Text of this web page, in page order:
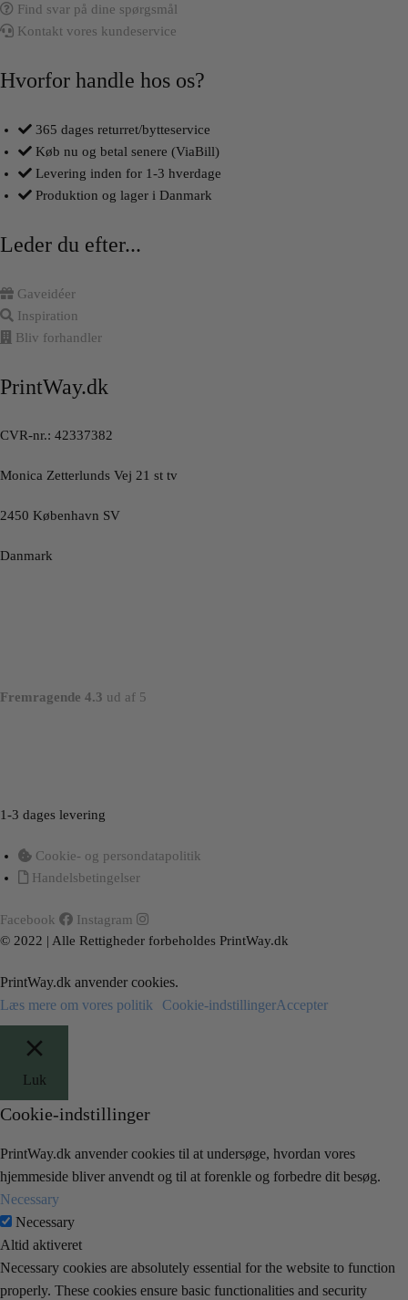
Find svar på dine spørgsmål
Kontakt vores kundeservice
Hvorfor handle hos os?
365 dages returret/bytteservice
Køb nu og betal senere (ViaBill)
Levering inden for 1-3 hverdage
Produktion og lager i Danmark
Leder du efter...
Gaveidéer
Inspiration
Bliv forhandler
PrintWay.dk
CVR-nr.: 42337382
Monica Zetterlunds Vej 21 st tv
2450 København SV
Danmark
Fremragende 4.3 ud af 5
1-3 dages levering
Cookie- og persondatapolitik
Handelsbetingelser
Facebook
Instagram
© 2022 | Alle Rettigheder forbeholdes PrintWay.dk
PrintWay.dk anvender cookies.
Læs mere om vores politik
Cookie-indstillingerAccepter
Luk
Cookie-indstillinger
PrintWay.dk anvender cookies til at undersøge, hvordan vores
hjemmeside bliver anvendt og til at forenkle og forbedre dit besøg.
Necessary
Necessary
Altid aktiveret
Necessary cookies are absolutely essential for the website to function
properly. These cookies ensure basic functionalities and security